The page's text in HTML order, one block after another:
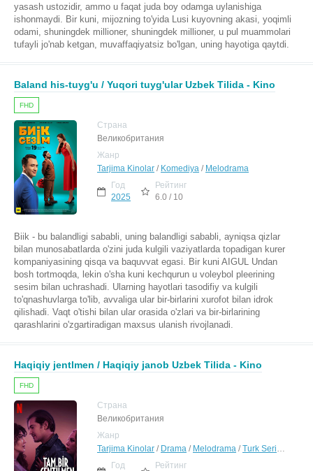
yasash ustozidir, ammo u faqat juda boy odamga uylanishiga
ishonmaydi. Bir kuni, mijozning to'yida Lusi kuyovning akasi, yoqimli
odami, shuningdek millioner, shuningdek millioner, u pul muammolari
tufayli jo'nab ketgan, muvaffaqiyatsiz bo'lgan, uning hayotiga qaytdi.
Baland his-tuyg'u / Yuqori tuyg'ular Uzbek Tilida - Kino
FHD
Страна
Великобритания
Жанр
Tarjima Kinolar / Komediya / Melodrama
Год
2025
Рейтинг
6.0 / 10
Biik - bu balandligi sababli, uning balandligi sababli, ayniqsa qizlar
bilan munosabatlarda o'zini juda kulgili vaziyatlarda topadigan kurer
kompaniyasining qisqa va baquvvat egasi. Bir kuni AIGUL Undan
bosh tortmoqda, lekin o'sha kuni kechqurun u voleybol pleerining
sesim bilan uchrashadi. Ularning hayotlari tasodifiy va kulgili
to'qnashuvlarga to'lib, avvaliga ular bir-birlarini xurofot bilan idrok
qilishadi. Vaqt o'tishi bilan ular orasida o'zlari va bir-birlarining
qarashlarini o'zgartiradigan maxsus ulanish rivojlanadi.
Haqiqiy jentlmen / Haqiqiy janob Uzbek Tilida - Kino
FHD
Страна
Великобритания
Жанр
Tarjima Kinolar / Drama / Melodrama /Turk Seriallar Uzbek Tilida
Год
Рейтинг